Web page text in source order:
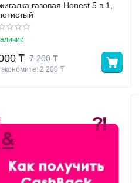
газовая Honest 5 в 1,
7 200 ₸
₸
2 200 ₸